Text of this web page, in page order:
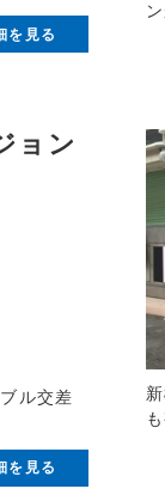
を見る
ョン
ル交差
を見る